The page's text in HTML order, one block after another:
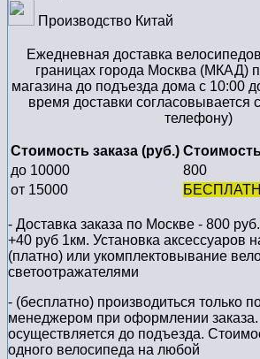
Производство Китай
Ежедневная доставка
границах города Москва (МКАД)
магазина до подъезда дома с 10:00
время доставки
телефону)
Стоимость заказа (руб.)
до 10000
800
от 15000
- Доставка заказа по Москве - 800
+40 руб 1км. Установка аксессуаров
(платно) или укомплектовывание
светоотражателями
- (бесплатно) производиться только
менеджером при оформлении заказа.
осуществляется до подъезда.
одного велосипеда на любой